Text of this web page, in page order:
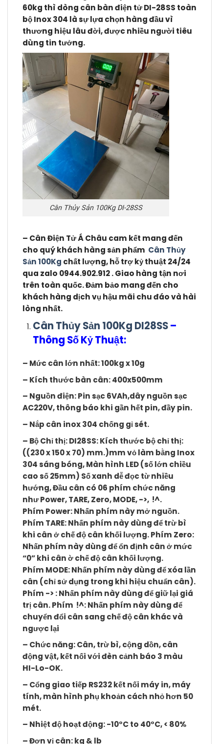
60kg thì dòng cân bàn điện tử DI-28SS toàn
bộ Inox 304 là sự lựa chọn hàng đầu vì
thương hiệu lâu đời, được nhiều người tiêu
dùng tin tưởng.
Cân Thủy Sản 100Kg DI-28SS
– Cân Điện Tử Á Châu cam kết mang đến
cho quý khách hàng sản phẩm Cân Thủy
Sản 100Kg chất lượng, hỗ trợ kỷ thuật 24/24
qua zalo 0944.902.912 . Giao hàng tận nơi
trên toàn quốc. Đảm bảo mang đến cho
khách hàng dịch vụ hậu mãi chu đáo và hài
lòng nhất.
Cân Thủy Sản 100Kg DI28SS–
Thông Số Kỷ Thuật:
– Mức cân lớn nhất: 100kg x 10g
– Kích thước bàn cân: 400x500mm
– Nguồn điện: Pin sạc 6VAh,dây nguồn sạc
AC220V, thông báo khi gần hết pin, đầy pin.
– Nắp cân inox 304 chống gỉ sét.
– Bộ Chỉ thị:DI28SS: Kích thước bộ chỉ thị:
((230 x 150 x 70) mm.)mm vỏ làm bằng Inox
304 sáng bóng, Màn hình LED (số lớn chiều
cao số 25mm) Số xanh dễ đọc từ nhiều
hướng, Đầu cân có 06 phím chức năng
nhưPower,TARE,Zero,MODE,->, !^.
Phím Power: Nhấn phím này mở nguồn.
Phím TARE: Nhấn phím này dùng để trừ bì
khi cân ở chế độ cân khối lượng. Phím Zero:
Nhấn phím này dùng để ổn định cân ở mức
“0” khi cân ờ chế độ cân khối lượng.
Phím MODE: Nhấn phím này dùng để xóa lần
cân (chỉ sử dụng trong khi hiệu chuẩn cân).
Phím ->: Nhấn phím này dùng để giữ lại giá
trị cân. Phím !^: Nhấn phím này dùng để
chuyển đổi cân sang chế độ cân khác và
ngược lại
– Chức năng: Cân, trừ bì, cộng dồn, cân
động vật, kết nối với đèn cảnh báo 3 màu
HI-Lo-OK.
– Cổng giao tiếp RS232 kết nối máy in, máy
tính, màn hình phụ khoản cách nhỏ hơn 50
mét.
– Nhiệt độ hoạt động: -10°C to 40°C, < 80%
– Đơn vị cân: kg & lb